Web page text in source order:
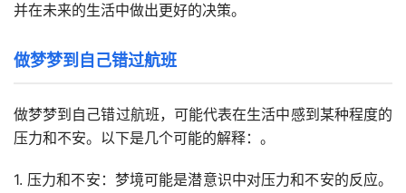
并在未来的生活中做出更好的决策。
做梦梦到自己错过航班
做梦梦到自己错过航班，可能代表在生活中感到某种程度的
压力和不安。以下是几个可能的解释：。
1. 压力和不安：梦境可能是潜意识中对压力和不安的反应。